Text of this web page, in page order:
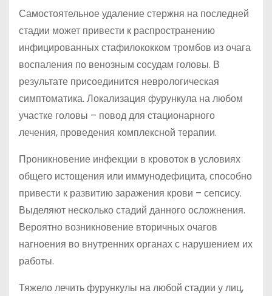
Самостоятельное удаление стержня на последней
стадии может привести к распространению
инфицированных стафилококком тромбов из очага
воспаления по венозным сосудам головы. В
результате присоединится неврологическая
симптоматика. Локализация фурункула на любом
участке головы – повод для стационарного
лечения, проведения комплексной терапии.
Проникновение инфекции в кровоток в условиях
общего истощения или иммунодефицита, способно
привести к развитию заражения крови – сепсису.
Выделяют несколько стадий данного осложнения.
Вероятно возникновение вторичных очагов
нагноения во внутренних органах с нарушением их
работы.
Тяжело лечить фурункулы на любой стадии у лиц,